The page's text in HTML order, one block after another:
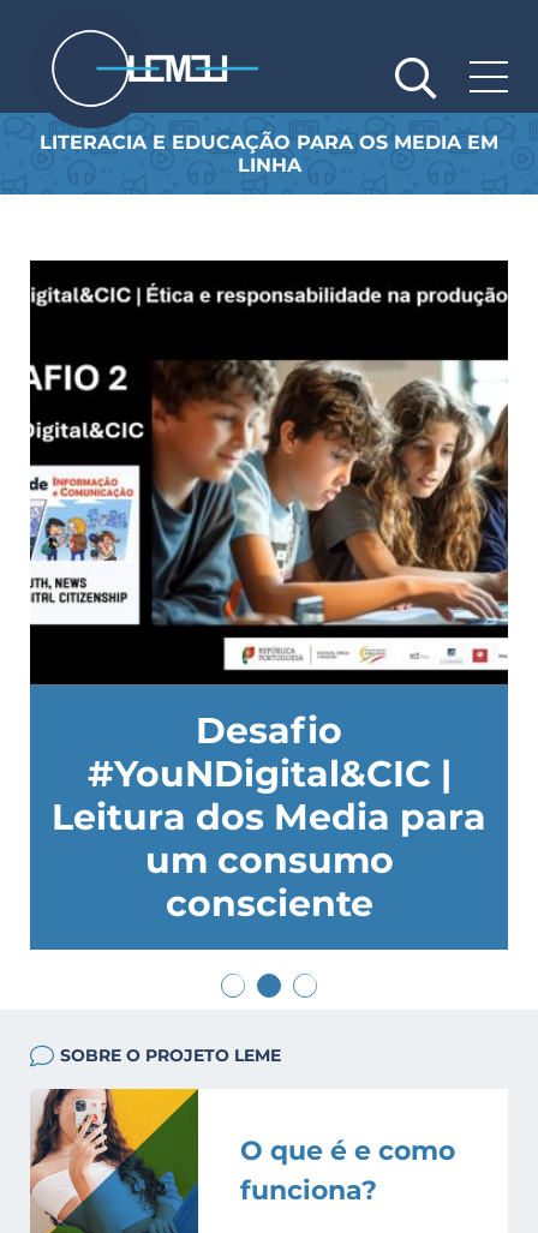
conteúdo
principal
LITERACIA E EDUCAÇÃO PARA OS MEDIA EM
LINHA
Desafio
#YouNDigital&CIC |
Leitura dos Media para
um consumo
consciente
SOBRE O PROJETO LEME
O que é e como
funciona?